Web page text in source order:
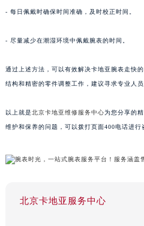
- 每日佩戴时确保时间准确，及时校正时间。
- 尽量减少在潮湿环境中佩戴腕表的时间。
通过上述方法，可以有效解决卡地亚腕表走快
结构和精密的零件调整工作，建议寻求专业人
以上就是北京卡地亚维修服务中心为您分享的
维护和保养的问题，可以拨打页面400电话进行
北京卡地亚服务中心